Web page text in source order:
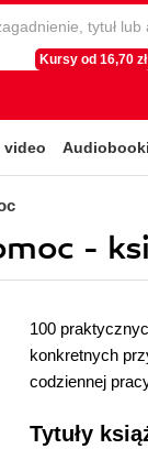
Kursy od 16,70 zł
video Audiobooki
-
100
konkretnych
codziennej
Tytuły